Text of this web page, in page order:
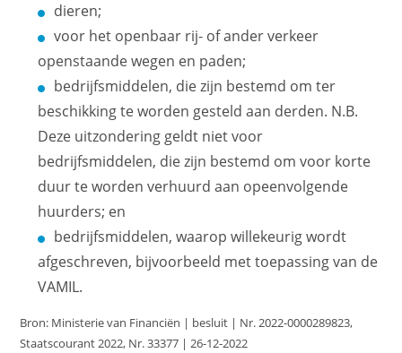
dieren;
voor het openbaar rij- of ander verkeer
openstaande wegen en paden;
bedrijfsmiddelen, die zijn bestemd om ter
beschikking te worden gesteld aan derden. N.B.
Deze uitzondering geldt niet voor
bedrijfsmiddelen, die zijn bestemd om voor korte
duur te worden verhuurd aan opeenvolgende
huurders; en
bedrijfsmiddelen, waarop willekeurig wordt
afgeschreven, bijvoorbeeld met toepassing van de
VAMIL.
Bron: Ministerie van Financiën | besluit | Nr. 2022-0000289823,
Staatscourant 2022, Nr. 33377 | 26-12-2022